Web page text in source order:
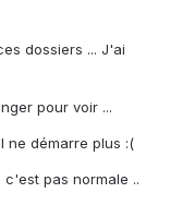
dossiers ... J'ai
pour voir ...
ne démarre plus :(
c'est pas normale ..